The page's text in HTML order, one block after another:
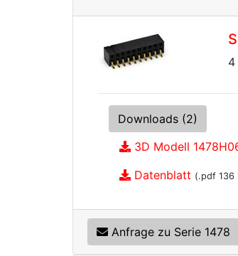
4
Downloads (2)
3D Modell
Datenblatt (.pdf 136
Anfrage zu Serie 1478